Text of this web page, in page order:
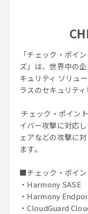
「チェック・ポイ
ズ」は、世界中の
キュリティ ソリュ
ラスのセキュリティ
チェック・ポイン
イバー攻撃に対応
ェアなどの攻撃に
ます。
■チェック・ポイ
・Harmony SASE
・Harmony
・CloudGuard